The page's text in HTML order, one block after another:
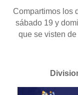
Compartimos los
sábado 19 y
que se visten